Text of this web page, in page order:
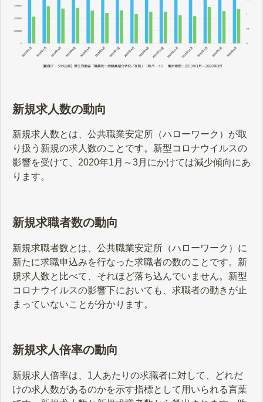
新規求人数の動向
新規求人数とは、公共職業安定所（ハローワーク）が取
り扱う新規の求人数のことです。新型コロナウイルスの
影響を受けて、2020年1月～3月にかけては減少傾向にあ
ります。
新規求職者数の動向
新規求職者数とは、公共職業安定所（ハローワーク）に
新たに求職申込みを行なった求職者の数のことです。新
規求人数と比べて、それほど落ち込んでいません。新型
コロナウイルスの影響下においても、求職者の動きが止
まっていないことが分かります。
新規求人倍率の動向
新規求人倍率は、1人あたりの求職者に対して、どれだ
けの求人数があるのかを示す指標として用いられる言葉